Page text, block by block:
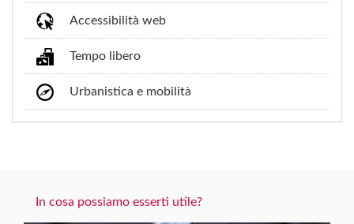
Accessibilità web
Tempo libero
Urbanistica e mobilità
In cosa possiamo esserti utile?